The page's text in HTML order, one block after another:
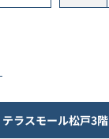
テラスモール松戸3階